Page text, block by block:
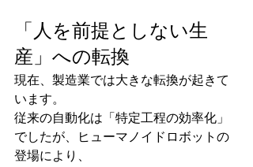
「人を前提としない生
産」への転換
現在、製造業では大きな転換が起きて
います。
従来の自動化は「特定工程の効率化」
でしたが、ヒューマノイドロボットの
登場により、